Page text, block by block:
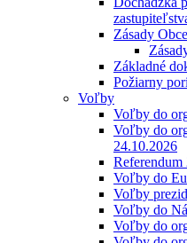
Zásady
Základné
Požiarny
Voľby
Voľby do
Voľby do
24.10.2026
Referendum
Voľby do
Voľby
Voľby do
Voľby do